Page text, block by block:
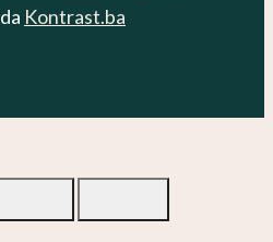
Kontrast.ba